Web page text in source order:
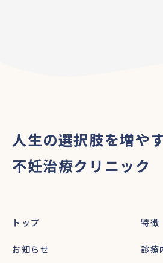
人生の選択肢を増や
不妊治療クリニック
トップ 特徴
お知らせ 診療